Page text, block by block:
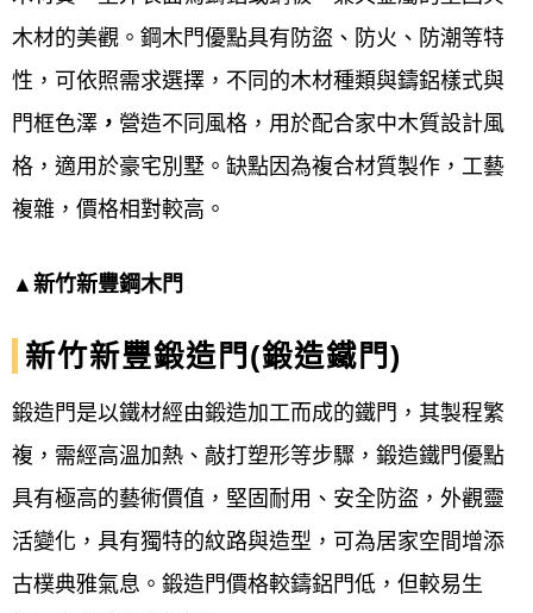
木材的美觀。 鋼木門優點具有防盜、防火、防潮等特
性，可依照需求選擇，不同的木材種類與鑄鋁樣式與
門框色澤 ， 營造不同風格，用於配合家中木質設計風
格，適用於豪宅別墅。缺點因為複合材質製作，工藝
複雜，價格相對較高。
▲ 新竹新豐鋼木門
新竹新豐鍛造門(鍛造鐵門)
鍛造門是以鐵材經由鍛造加工而成的鐵門，其製程繁
複，需經高溫加熱、敲打塑形等步驟，鍛造鐵門優點
具有極高的藝術價值，堅固耐用、安全防盜，外觀靈
活變化，具有獨特的紋路與造型，可為居家空間增添
古樸典雅氣息。鍛造門價格較鑄鋁門低，但較易生